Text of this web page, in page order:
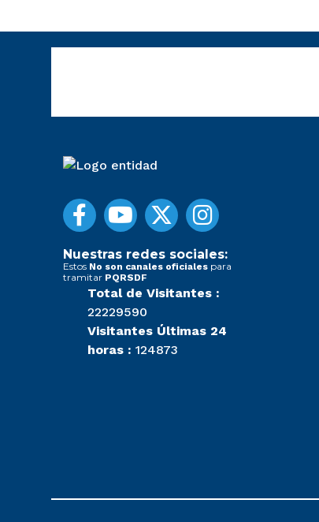
Nuestras redes sociales:
Estos No son canales oficiales para
tramitar PQRSDF
Total de Visitantes :
22229590
Visitantes Últimas 24
horas : 124873